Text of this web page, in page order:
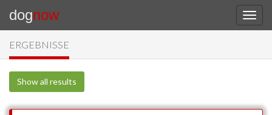
dognow
ERGEBNISSE
Show all results